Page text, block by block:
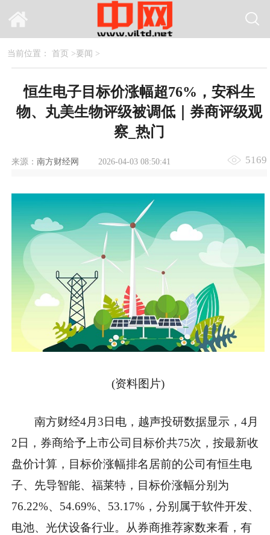
当前位置： 首页 >要闻 >
恒生电子目标价涨幅超76%，安科生
物、丸美生物评级被调低｜券商评级观
察_热门
来源： 南方财经网 2026-04-03 08:50:41 5169
(资料图片)
南方财经4月3日电，越声投研数据显示，4月
2日，券商给予上市公司目标价共75次，按最新收
盘价计算，目标价涨幅排名居前的公司有恒生电
子、先导智能、福莱特，目标价涨幅分别为
76.22%、54.69%、53.17%，分别属于软件开发、
电池、光伏设备行业。从券商推荐家数来看，有